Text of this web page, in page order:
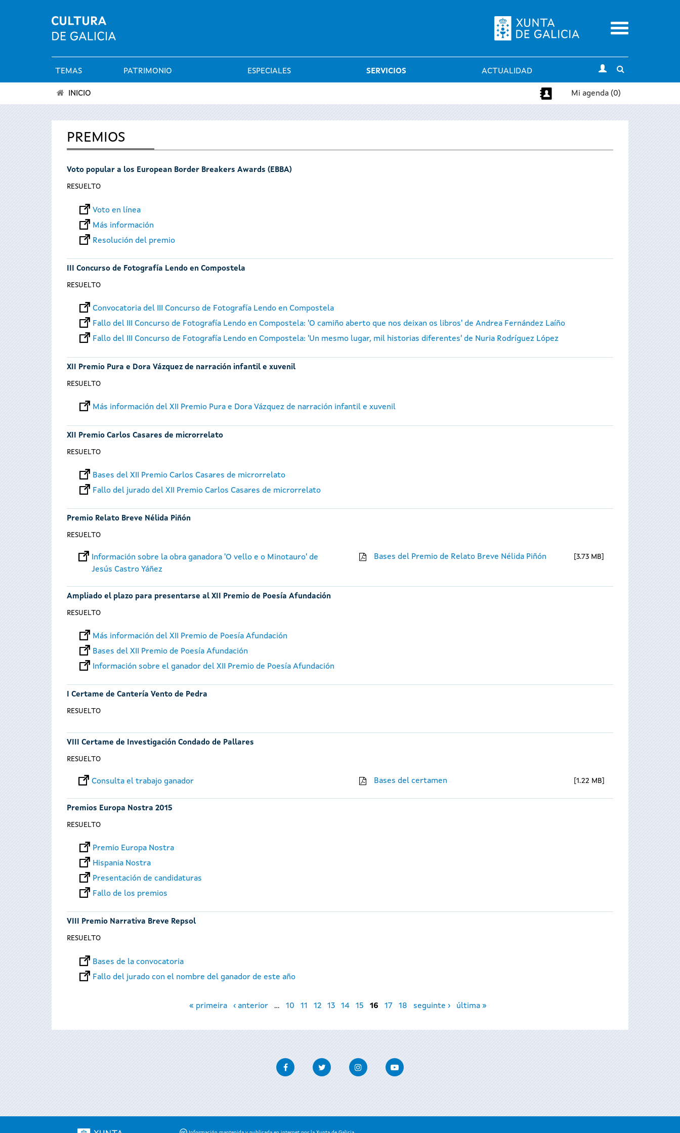
Menu
Menú
principal
TEMAS PATRIMONIO ESPECIALES SERVICIOS ACTUALIDAD
search
encuentra
aquí
INICIO Mi agenda (0)
PREMIOS
Voto popular a los European Border Breakers Awards (EBBA)
RESUELTO
Voto en línea
Más información
Resolución del premio
III Concurso de Fotografía Lendo en Compostela
RESUELTO
Convocatoria del III Concurso de Fotografía Lendo en Compostela
Fallo del III Concurso de Fotografía Lendo en Compostela: 'O camiño aberto que nos deixan os libros' de Andrea Fernández Laíño
Fallo del III Concurso de Fotografía Lendo en Compostela: 'Un mesmo lugar, mil historias diferentes' de Nuria Rodríguez López
XII Premio Pura e Dora Vázquez de narración infantil e xuvenil
RESUELTO
Más información del XII Premio Pura e Dora Vázquez de narración infantil e xuvenil
XII Premio Carlos Casares de microrrelato
RESUELTO
Bases del XII Premio Carlos Casares de microrrelato
Fallo del jurado del XII Premio Carlos Casares de microrrelato
Premio Relato Breve Nélida Piñón
RESUELTO
Información sobre la obra ganadora 'O vello e o Minotauro' de
Jesús Castro Yáñez
Bases del Premio de Relato Breve Nélida Piñón 3.73 MB
Ampliado el plazo para presentarse al XII Premio de Poesía Afundación
RESUELTO
Más información del XII Premio de Poesía Afundación
Bases del XII Premio de Poesía Afundación
Información sobre el ganador del XII Premio de Poesía Afundación
I Certame de Cantería Vento de Pedra
RESUELTO
VIII Certame de Investigación Condado de Pallares
RESUELTO
Consulta el trabajo ganador Bases del certamen 1.22 MB
Premios Europa Nostra 2015
RESUELTO
Premio Europa Nostra
Hispania Nostra
Presentación de candidaturas
Fallo de los premios
VIII Premio Narrativa Breve Repsol
RESUELTO
Bases de la convocatoria
Fallo del jurado con el nombre del ganador de este año
« primeira ‹ anterior … 10 11 12 13 14 15 16 17 18 seguinte › última »
FacebookTwitter InstagramYoutube